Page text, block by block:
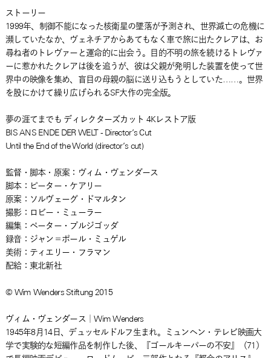
ストーリー
1999年、制御不能になった核衛星の墜落が予測され、世界滅亡の危機に
瀕していたなか、ヴェネチアからあてもなく車で旅に出たクレアは、お
尋ね者のトレヴァーと運命的に出会う。目的不明の旅を続けるトレヴァ
ーに惹かれたクレアは後を追うが、彼は父親が発明した装置を使って世
界中の映像を集め、盲目の母親の脳に送り込もうとしていた……。世界
を股にかけて繰り広げられるSF大作の完全版。
夢の涯てまでも ディレクターズカット 4Kレストア版
BIS ANS ENDE DER WELT - Director’s Cut
Until the End of the World (director’s cut)
監督・脚本・原案：ヴィム・ヴェンダース
脚本：ピーター・ケアリー
原案：ソルヴェーグ・ドマルタン
撮影：ロビー・ミューラー
編集：ペーター・プルジゴッダ
録音：ジャン＝ポール・ミュゲル
美術：ティエリー・フラマン
配給：東北新社
© Wim Wenders Stiftung 2015
ヴィム・ヴェンダース｜Wim Wenders
1945年8月14日、デュッセルドルフ生まれ。ミュンヘン・テレビ映画大
学で実験的な短編作品を制作した後、『ゴールキーパーの不安』（71）